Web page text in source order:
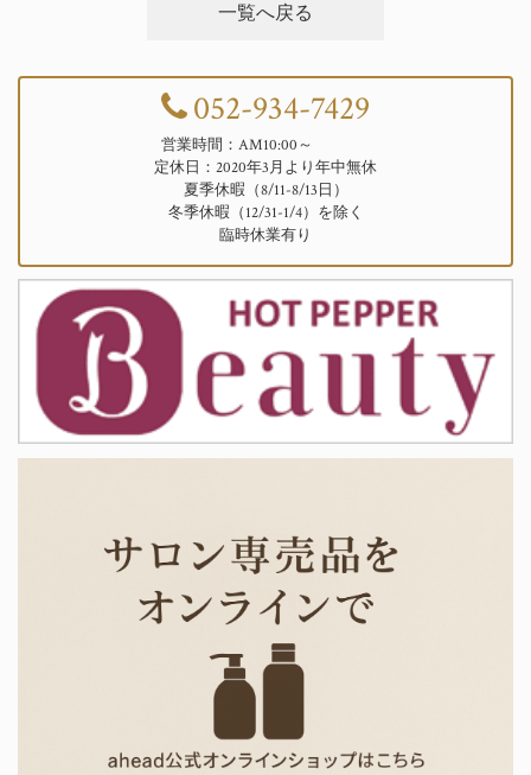
一覧へ戻る
052-934-7429
営業時間：AM10:00～
定休日：2020年3月より年中無休
夏季休暇（8/11-8/13日）
冬季休暇（12/31-1/4）を除く
臨時休業有り